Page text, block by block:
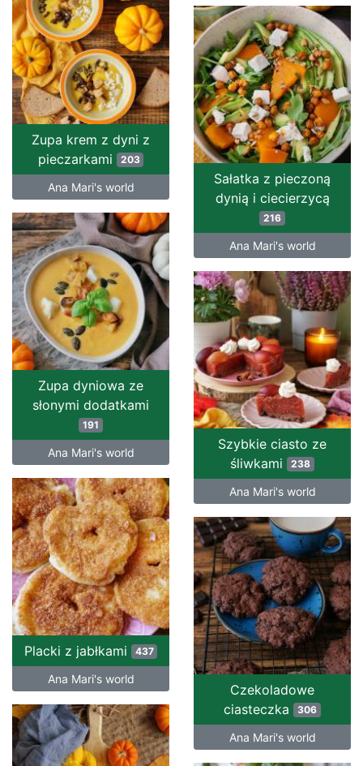
Zupa krem z dyni z
pieczarkami
203
Ana Mari's world
Sałatka z pieczoną
dynią i ciecierzycą
216
Ana Mari's world
Zupa dyniowa ze
słonymi dodatkami
191
Ana Mari's world
Szybkie ciasto ze
śliwkami 238
Ana Mari's world
Placki z jabłkami 437
Ana Mari's world
Czekoladowe
ciasteczka 306
Ana Mari's world